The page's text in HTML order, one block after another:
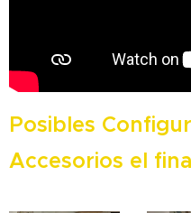
Posibles
Accesorios el